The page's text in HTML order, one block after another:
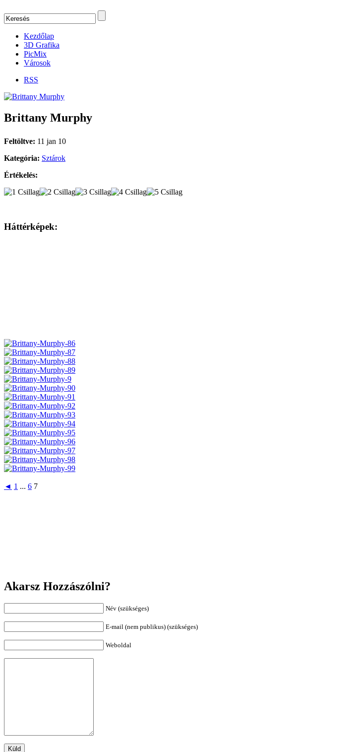
Kezdőlap
3D Grafika
PicMix
Városok
RSS
Brittany Murphy
Feltöltve: 11 jan 10
Kategória: Sztárok
Értékelés:
Háttérképek:
◄ 1 ... 6 7
Akarsz Hozzászólni?
Név (szükséges)
E-mail (nem publikus) (szükséges)
Weboldal